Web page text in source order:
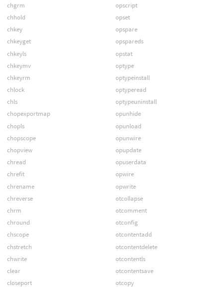
chgrm
chhold
chkey
chkeyget
chkeyls
chkeymv
chkeyrm
chlock
chls
chopexportmap
chopls
chopscope
chopview
chread
chrefit
chrename
chreverse
chrm
chround
chscope
chstretch
chwrite
clear
closeport
opscript
opset
opspare
opspareds
opstat
optype
optypeinstall
optyperead
optypeuninstall
opunhide
opunload
opunwire
opupdate
opuserdata
opwire
opwrite
otcollapse
otcomment
otconfig
otcontentadd
otcontentdelete
otcontentls
otcontentsave
otcopy